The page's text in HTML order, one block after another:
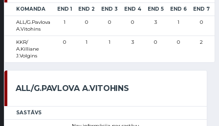
KOMANDA END 1 END 2 END 3 END 4 END 5 END 6 END 7
ALL/G.Pavlova
A.Vitohins
1 0 0 0 3 1 0
KKR/
A.Killiane
J.Volgins
0 1 1 3 0 0 2
ALL/G.PAVLOVA A.VITOHINS
SASTĀVS